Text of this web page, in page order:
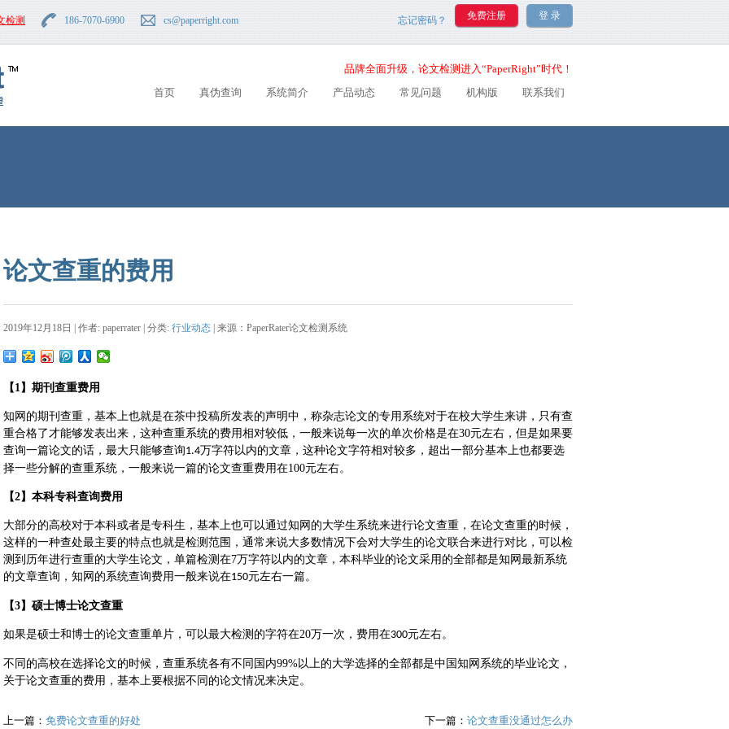
检测 186-7070-6900 cs@paperright.com 忘记密码？
品牌全面升级，论文检测进入“PaperRight”时代！
首页
真伪查询 系统简介 产品动态 常见问题 机构版 联系我们
论文查重的费用
2019年12月18日 | 作者: paperrater | 分类: 行业动态 | 来源：PaperRater论文检测系统
【1】期刊查重费用
知网的期刊查重，基本上也就是在茶中投稿所发表的声明中，称杂志论文的专用系统对于在校大学生来讲，只有查
重合格了才能够发表出来，这种查重系统的费用相对较低，一般来说每一次的单次价格是在30元左右，但是如果要
查询一篇论文的话，最大只能够查询1.4万字符以内的文章，这种论文字符相对较多，超出一部分基本上也都要选
择一些分解的查重系统，一般来说一篇的论文查重费用在100元左右。
【2】本科专科查询费用
大部分的高校对于本科或者是专科生，基本上也可以通过知网的大学生系统来进行论文查重，在论文查重的时候，
这样的一种查处最主要的特点也就是检测范围，通常来说大多数情况下会对大学生的论文联合来进行对比，可以检
测到历年进行查重的大学生论文，单篇检测在7万字符以内的文章，本科毕业的论文采用的全部都是知网最新系统
的文章查询，知网的系统查询费用一般来说在150元左右一篇。
【3】硕士博士论文查重
如果是硕士和博士的论文查重单片，可以最大检测的字符在20万一次，费用在300元左右。
不同的高校在选择论文的时候，查重系统各有不同国内99%以上的大学选择的全部都是中国知网系统的毕业论文，
关于论文查重的费用，基本上要根据不同的论文情况来决定。
上一篇： 免费论文查重的好处 下一篇： 论文查重没通过怎么办